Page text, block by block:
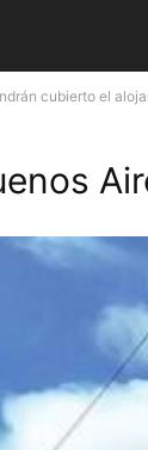
cubierto el